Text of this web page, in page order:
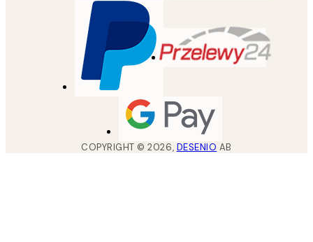
COPYRIGHT ©2026, DESENIO AB